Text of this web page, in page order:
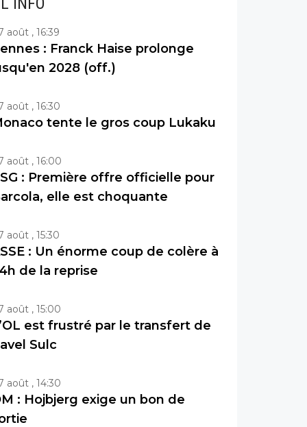
août , 16:39
: Franck Haise prolonge
2028 (off.)
août , 16:30
tente le gros coup Lukaku
août , 16:00
: Première offre officielle pour
elle est choquante
août , 15:30
: Un énorme coup de colère à
de la reprise
août , 15:00
est frustré par le transfert de
Sulc
août , 14:30
: Hojbjerg exige un bon de